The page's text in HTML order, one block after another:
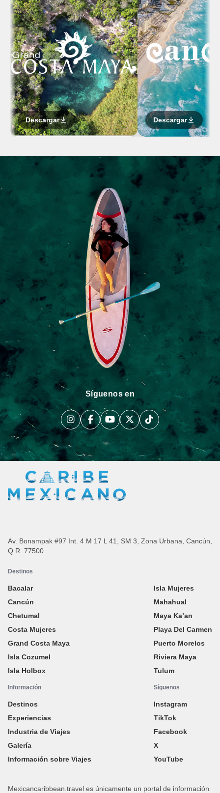
Descargar Descargar
Síguenos en
Av. Bonampak #97 Int. 4 M 17 L 41, SM 3, Zona Urbana, Cancún,
Q.R. 77500
Destinos
Bacalar
Cancún
Chetumal
Costa Mujeres
Grand Costa Maya
Isla Cozumel
Isla Holbox
Isla Mujeres
Mahahual
Maya Ka’an
Playa Del Carmen
Puerto Morelos
Riviera Maya
Tulum
Información
Destinos
Experiencias
Industria de Viajes
Galería
Información sobre Viajes
Síguenos
Instagram
TikTok
Facebook
X
YouTube
Mexicancaribbean.travel es únicamente un portal de información